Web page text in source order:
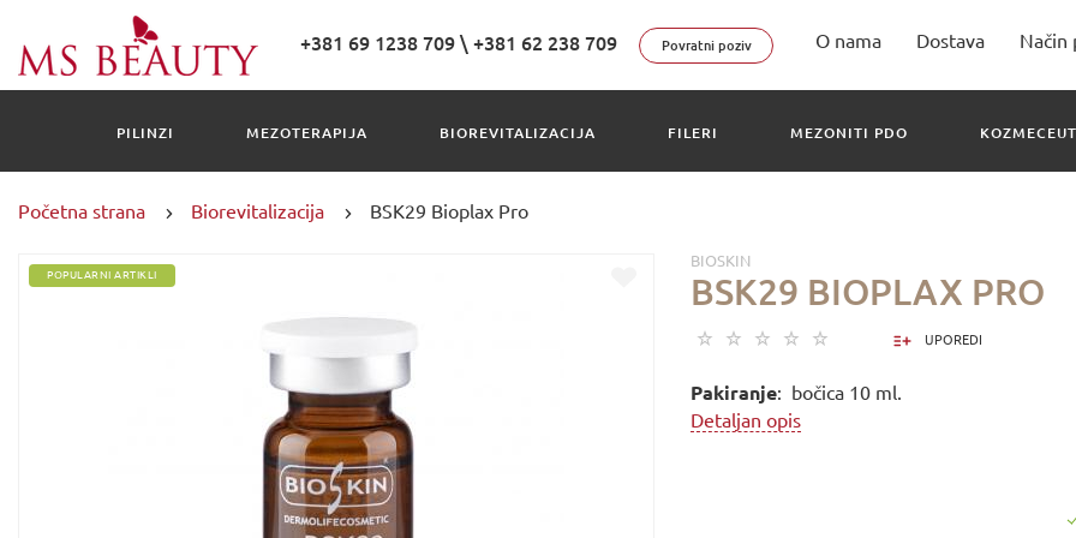
+381 69 1238 709 \ +381 62 238 709 Povratni poziv O nama Dostava Način
PILINZI MEZOTERAPIJA BIOREVITALIZACIJA FILERI MEZONITI PDO
Početna strana Biorevitalizacija BSK29 Bioplax Pro
POPULARNI ARTIKLI
BIOSKIN
BSK29 BIOPLAX PRO
UPOREDI
Pakiranje: bočica 10 ml.
Detaljan opis